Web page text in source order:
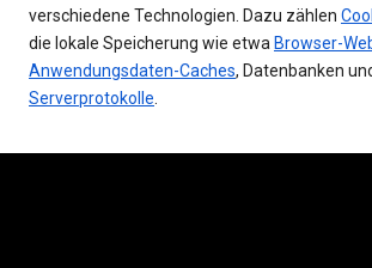
verschiedene Technologien. Dazu zählen
die lokale Speicherung wie etwa Browser-
Anwendungsdaten-Caches, Datenbanken
Serverprotokolle